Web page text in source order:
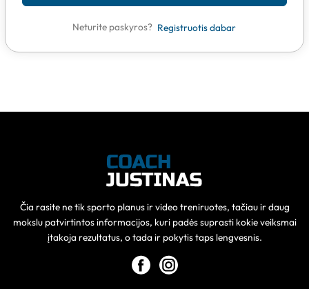
Neturite paskyros? Registruotis dabar
Čia rasite ne tik sporto planus ir video treniruotes, tačiau ir daug
mokslu patvirtintos informacijos, kuri padės suprasti kokie veiksmai
įtakoja rezultatus, o tada ir pokytis taps lengvesnis.